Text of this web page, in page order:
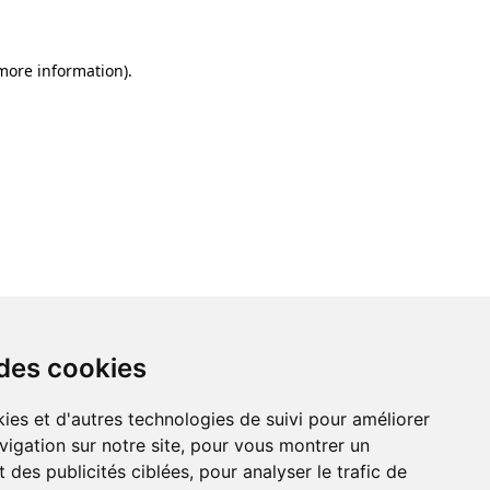
cookies
et d'autres technologies de suivi pour améliorer
sur notre site, pour vous montrer un
des publicités ciblées, pour analyser le trafic de
information).